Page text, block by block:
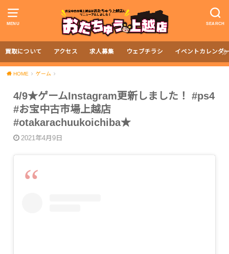
MENU SEARCH
買取について アクセス 求人募集 ウェブチラシ イベントカレンダ
HOME ゲーム
4/9★ゲームInstagram更新しました！ #ps4
#お宝中古市場上越店
#otakarachuukoichiba★
2021年4月9日